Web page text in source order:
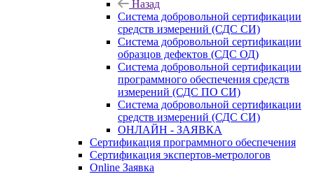
Назад
Система добровольной сертификации
средств измерений (СДС СИ)
Система добровольной сертификации
образцов дефектов (СДС ОД)
Система добровольной сертификации
программного обеспечения средств
измерений (СДС ПО СИ)
Система добровольной сертификации
средств измерений (СДС СИ)
ОНЛАЙН - ЗАЯВКА
Сертификация программного обеспечения
Сертификация экспертов-метрологов
Online Заявка